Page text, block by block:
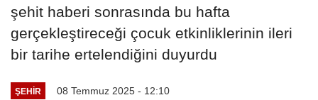
şehit haberi sonrasında bu hafta
gerçekleştireceği çocuk etkinliklerinin ileri
bir tarihe ertelendiğini duyurdu
ŞEHIR 08 Temmuz 2025 - 12:10